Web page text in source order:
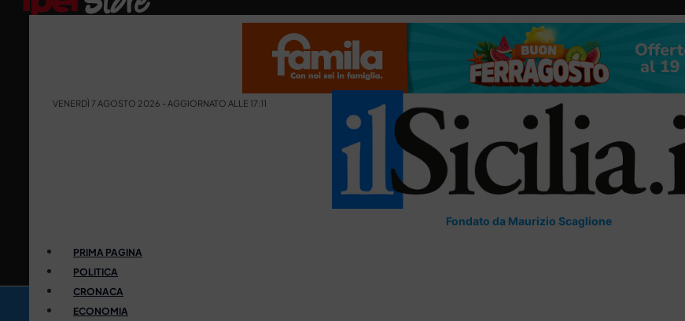
VENERDÌ 7 AGOSTO 2026 - AGGIORNATO ALLE 17:11
Fondato da Maurizio Scaglione
PRIMA PAGINA
POLITICA
CRONACA
ECONOMIA